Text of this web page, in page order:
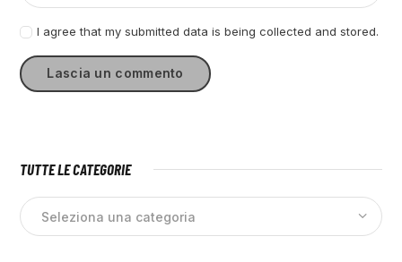
I agree that my submitted data is being collected and stored.
TUTTE LE CATEGORIE